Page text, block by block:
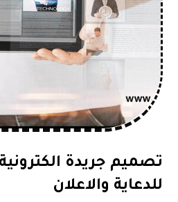
تصميم جريدة
للدعاية والاعلان